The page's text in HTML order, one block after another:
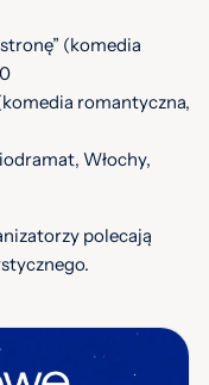
(komedia
romantyczna,
Włochy,
polecają